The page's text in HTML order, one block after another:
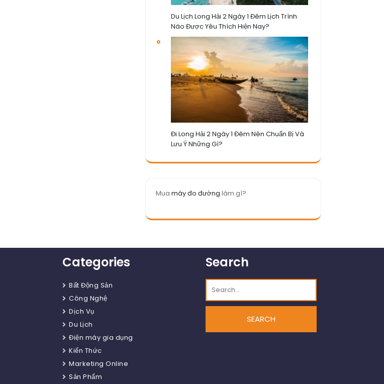
Du Lịch Long Hải 2 Ngày 1 Đêm Lịch Trình
Nào Được Yêu Thích Hiện Nay?
Đi Long Hải 2 Ngày 1 Đêm Nên Chuẩn Bị Và
Lưu Ý Những Gì?
Mua máy đo đường làm gì?
Categories
Bất Động Sản
Công Nghệ
Dịch Vụ
Du Lịch
Điện máy gia dụng
Kiến Thức
Marketing Online
Sản Phẩm
Search